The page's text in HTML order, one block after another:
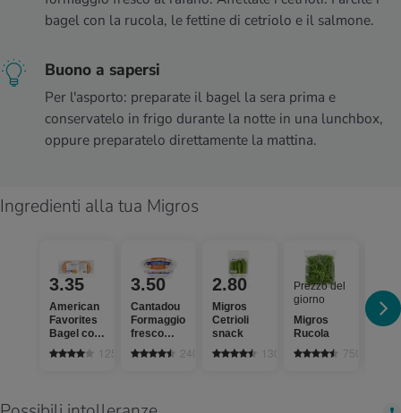
bagel con la rucola, le fettine di cetriolo e il salmone.
Buono a sapersi
Per l'asporto: preparate il bagel la sera prima e
conservatelo in frigo durante la notte in una lunchbox,
oppure preparatelo direttamente la mattina.
Ingredienti alla tua Migros
3.35
American
Favorites
Bagel con
sesamo
125
3.50
Cantadou
Formaggio
fresco
Rafano
240
2.80
Migros
Cetrioli
snack
1305
Prezzo del
giorno
Migros
Rucola
750
Bio